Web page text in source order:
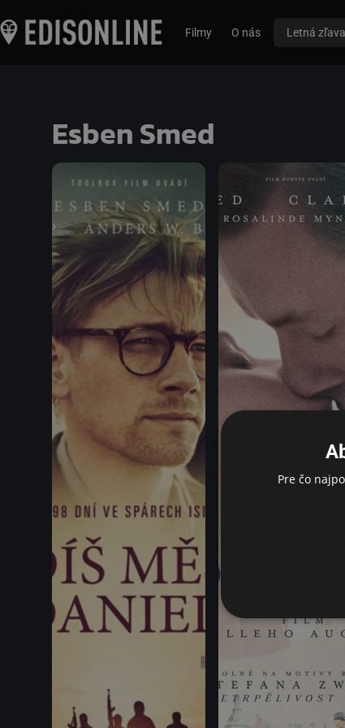
Filmy O nás Letná
Esben Smed
Pre čo